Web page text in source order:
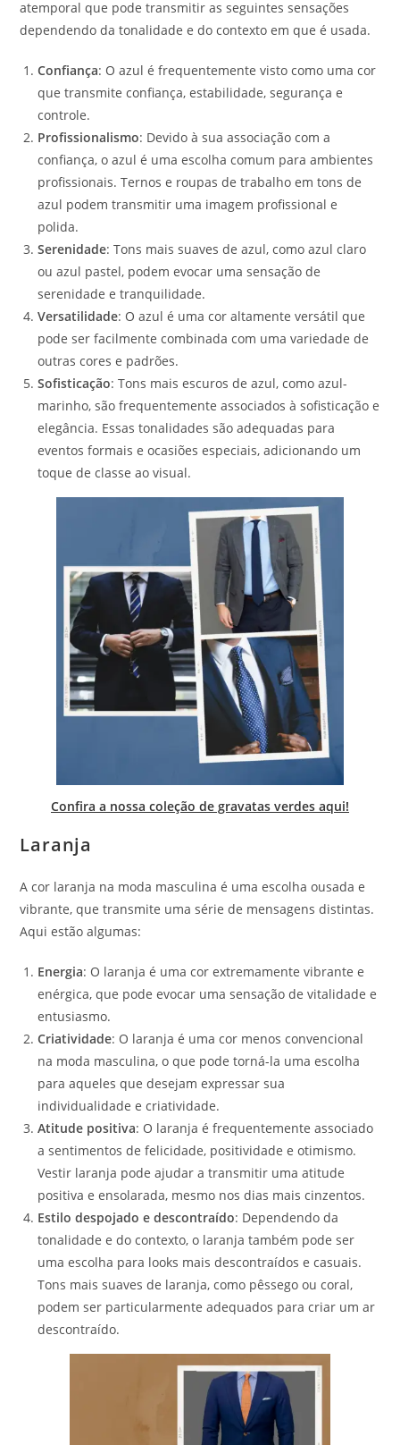
atemporal que pode transmitir as seguintes sensações
dependendo da tonalidade e do contexto em que é usada.
Confiança: O azul é frequentemente visto como uma cor
que transmite confiança, estabilidade, segurança e
controle.
Profissionalismo: Devido à sua associação com a
confiança, o azul é uma escolha comum para ambientes
profissionais. Ternos e roupas de trabalho em tons de
azul podem transmitir uma imagem profissional e
polida.
Serenidade: Tons mais suaves de azul, como azul claro
ou azul pastel, podem evocar uma sensação de
serenidade e tranquilidade.
Versatilidade: O azul é uma cor altamente versátil que
pode ser facilmente combinada com uma variedade de
outras cores e padrões.
Sofisticação: Tons mais escuros de azul, como azul-
marinho, são frequentemente associados à sofisticação e
elegância. Essas tonalidades são adequadas para
eventos formais e ocasiões especiais, adicionando um
toque de classe ao visual.
Confira a nossa coleção de gravatas verdes aqui!
Laranja
A cor laranja na moda masculina é uma escolha ousada e
vibrante, que transmite uma série de mensagens distintas.
Aqui estão algumas:
Energia: O laranja é uma cor extremamente vibrante e
enérgica, que pode evocar uma sensação de vitalidade e
entusiasmo.
Criatividade: O laranja é uma cor menos convencional
na moda masculina, o que pode torná-la uma escolha
para aqueles que desejam expressar sua
individualidade e criatividade.
Atitude positiva: O laranja é frequentemente associado
a sentimentos de felicidade, positividade e otimismo.
Vestir laranja pode ajudar a transmitir uma atitude
positiva e ensolarada, mesmo nos dias mais cinzentos.
Estilo despojado e descontraído: Dependendo da
tonalidade e do contexto, o laranja também pode ser
uma escolha para looks mais descontraídos e casuais.
Tons mais suaves de laranja, como pêssego ou coral,
podem ser particularmente adequados para criar um ar
descontraído.